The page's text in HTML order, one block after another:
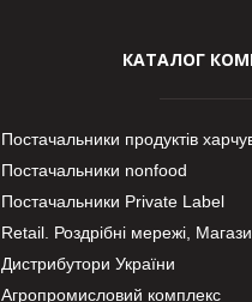
КАТАЛОГ
Постачальники продуктів
Постачальники nonfood
Постачальники Private Label
Retail. Роздрібні мережі,
Дистрибутори України
Агропромисловий комплекс